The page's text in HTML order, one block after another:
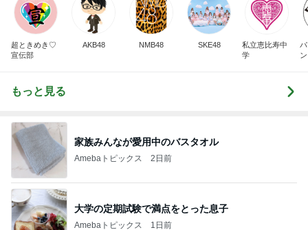
超ときめき♡
宣伝部
AKB48 NMB48 SKE48
私立恵比寿中
学
ン
もっと見る
家族みんなが愛用中のバスタオル
Amebaトピックス 2日前
大学の定期試験で満点をとった息子
Amebaトピックス 1日前